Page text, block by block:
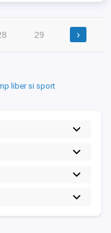
29 ›
liber si sport